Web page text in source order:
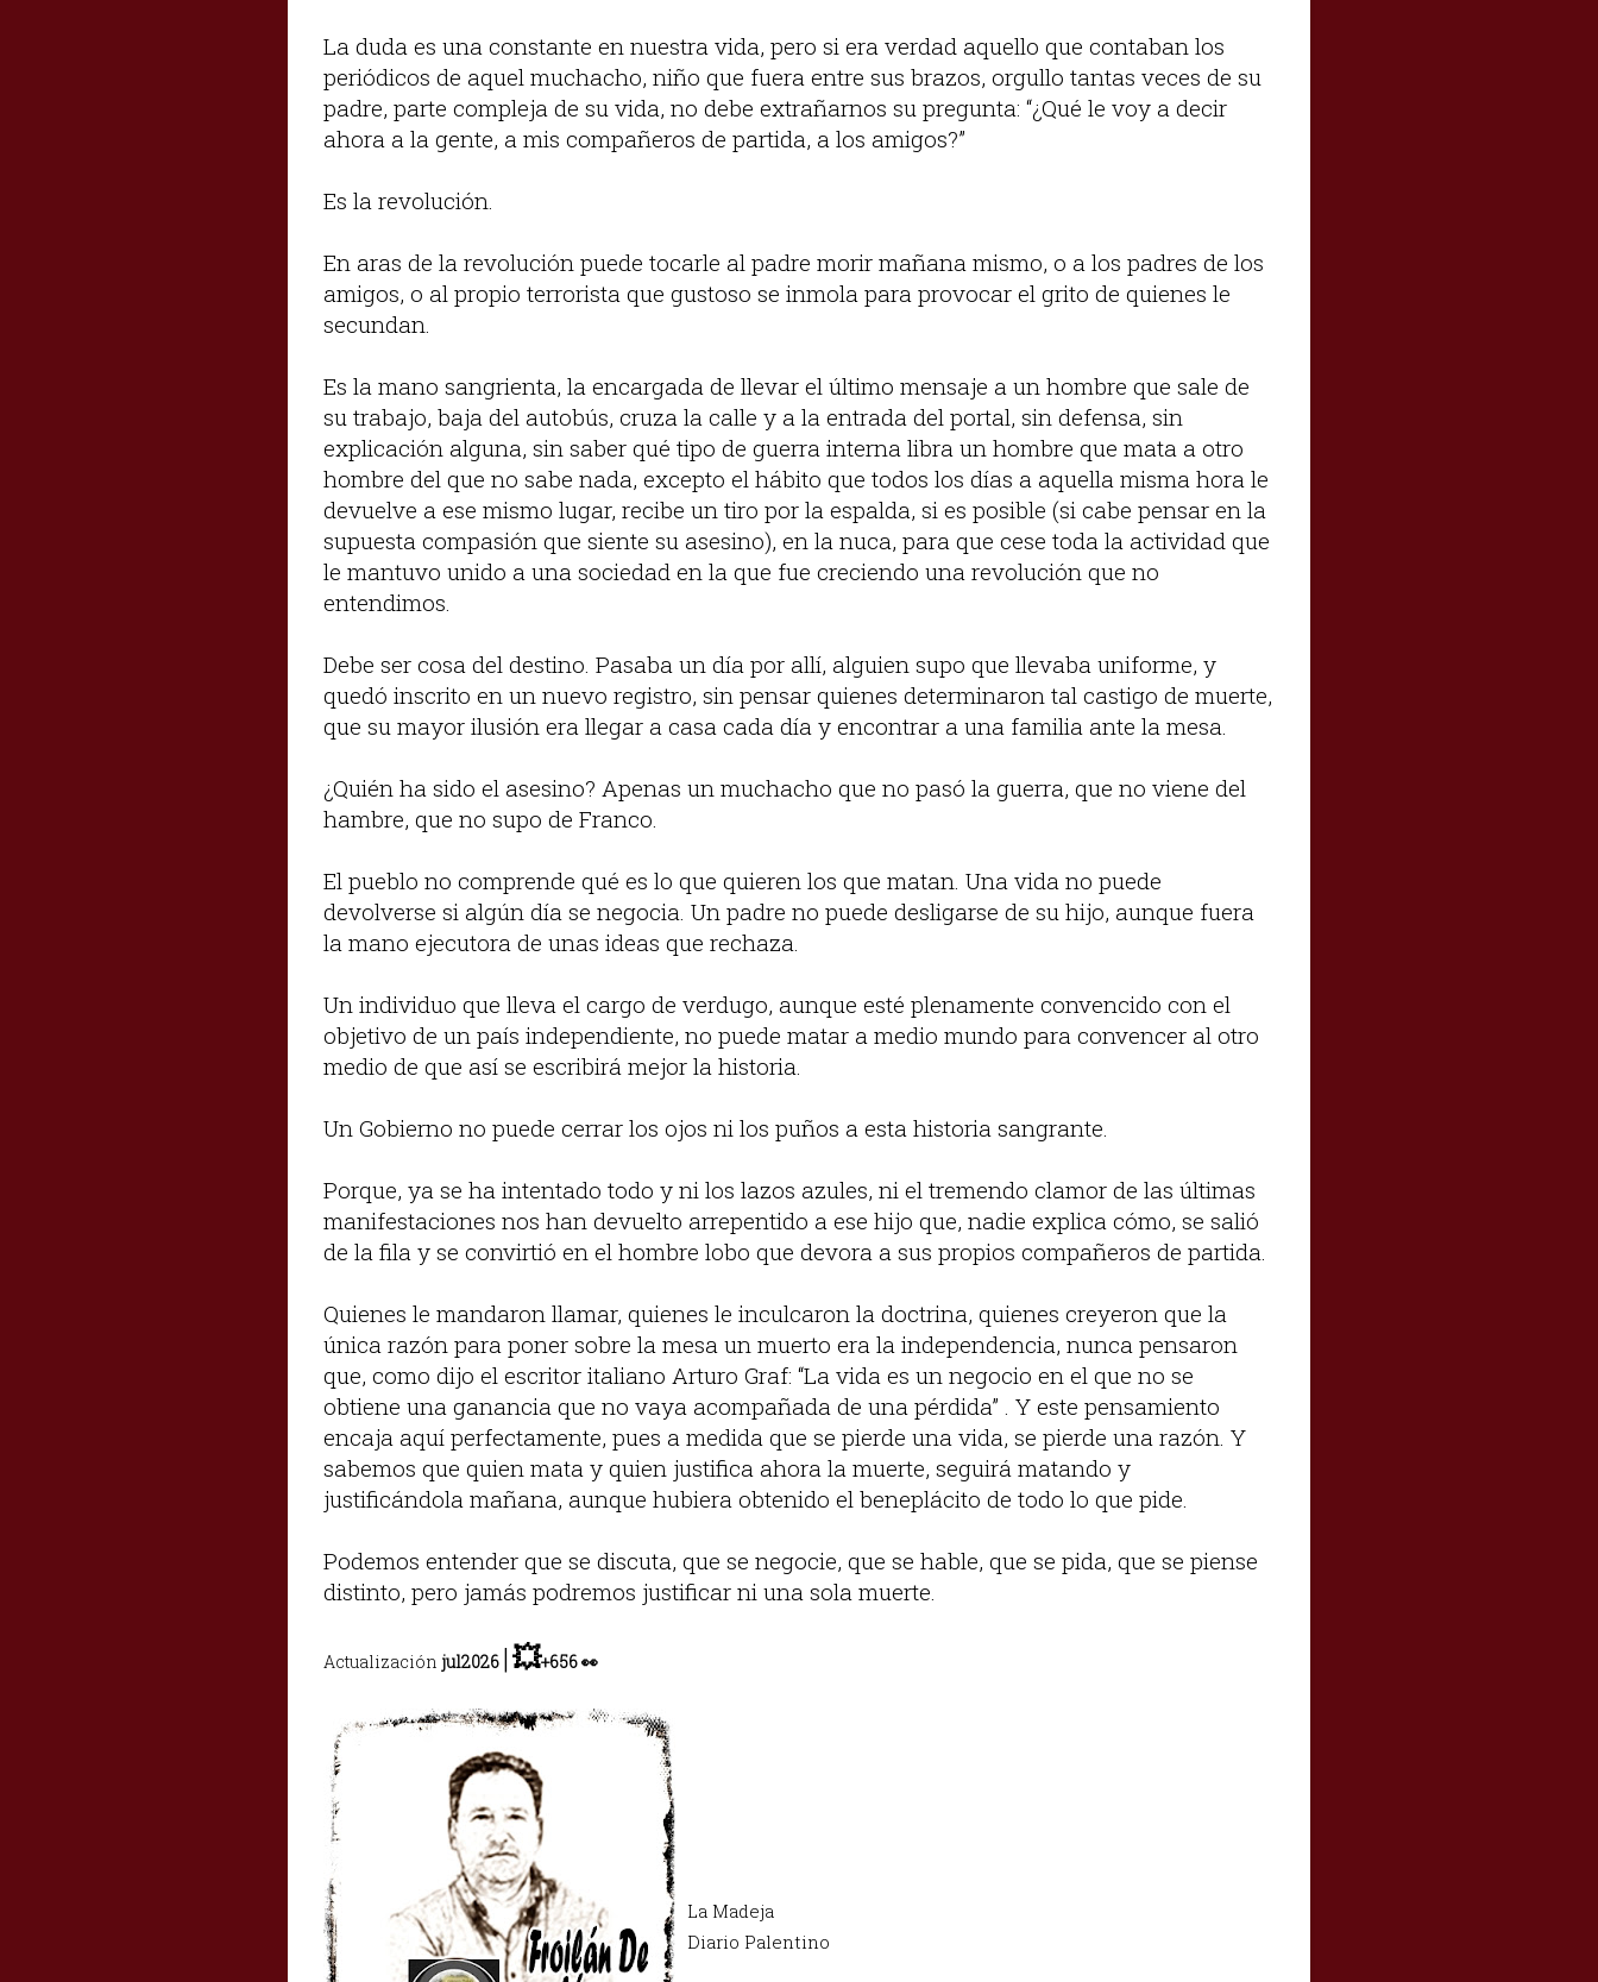
La duda es una constante en nuestra vida, pero si era verdad aquello que contaban los
periódicos de aquel muchacho, niño que fuera entre sus brazos, orgullo tantas veces de su
padre, parte compleja de su vida, no debe extrañarnos su pregunta: “¿Qué le voy a decir
ahora a la gente, a mis compañeros de partida, a los amigos?”
Es la revolución.
En aras de la revolución puede tocarle al padre morir mañana mismo, o a los padres de los
amigos, o al propio terrorista que gustoso se inmola para provocar el grito de quienes le
secundan.
Es la mano sangrienta, la encargada de llevar el último mensaje a un hombre que sale de
su trabajo, baja del autobús, cruza la calle y a la entrada del portal, sin defensa, sin
explicación alguna, sin saber qué tipo de guerra interna libra un hombre que mata a otro
hombre del que no sabe nada, excepto el hábito que todos los días a aquella misma hora le
devuelve a ese mismo lugar, recibe un tiro por la espalda, si es posible (si cabe pensar en la
supuesta compasión que siente su asesino), en la nuca, para que cese toda la actividad que
le mantuvo unido a una sociedad en la que fue creciendo una revolución que no
entendimos.
Debe ser cosa del destino. Pasaba un día por allí, alguien supo que llevaba uniforme, y
quedó inscrito en un nuevo registro, sin pensar quienes determinaron tal castigo de muerte,
que su mayor ilusión era llegar a casa cada día y encontrar a una familia ante la mesa.
¿Quién ha sido el asesino? Apenas un muchacho que no pasó la guerra, que no viene del
hambre, que no supo de Franco.
El pueblo no comprende qué es lo que quieren los que matan. Una vida no puede
devolverse si algún día se negocia. Un padre no puede desligarse de su hijo, aunque fuera
la mano ejecutora de unas ideas que rechaza.
Un individuo que lleva el cargo de verdugo, aunque esté plenamente convencido con el
objetivo de un país independiente, no puede matar a medio mundo para convencer al otro
medio de que así se escribirá mejor la historia.
Un Gobierno no puede cerrar los ojos ni los puños a esta historia sangrante.
Porque, ya se ha intentado todo y ni los lazos azules, ni el tremendo clamor de las últimas
manifestaciones nos han devuelto arrepentido a ese hijo que, nadie explica cómo, se salió
de la fila y se convirtió en el hombre lobo que devora a sus propios compañeros de partida.
Quienes le mandaron llamar, quienes le inculcaron la doctrina, quienes creyeron que la
única razón para poner sobre la mesa un muerto era la independencia, nunca pensaron
que, como dijo el escritor italiano Arturo Graf: “La vida es un negocio en el que no se
obtiene una ganancia que no vaya acompañada de una pérdida” . Y este pensamiento
encaja aquí perfectamente, pues a medida que se pierde una vida, se pierde una razón. Y
sabemos que quien mata y quien justifica ahora la muerte, seguirá matando y
justificándola mañana, aunque hubiera obtenido el beneplácito de todo lo que pide.
Podemos entender que se discuta, que se negocie, que se hable, que se pida, que se piense
distinto, pero jamás podremos justificar ni una sola muerte.
Actualización jul2026 |💥+656👀
La Madeja
Diario Palentino